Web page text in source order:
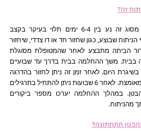
זה?
משך האישפוז לאחר ניתוח מסוג זה נע בין 6-4 ימים תלוי בעיקר בקצב
שבוצע, כגון שחזור חד או דו צדדי, שיחזור
הביתה מתבצע לאחר שהמטופלת מסוגלת
משך ההחלמה בבית בדרך עד שבועיים
היום. לאחר זמן זה ניתן לחזור בהדרגה
לפעילות שוטפת אך לא מאד מאומצת. לאחר 6 שבועות ניתן להתחיל בתרגילים
במהלך ההחלמה יערכו מספר ביקורים
מהניתוח.
התחתונה?